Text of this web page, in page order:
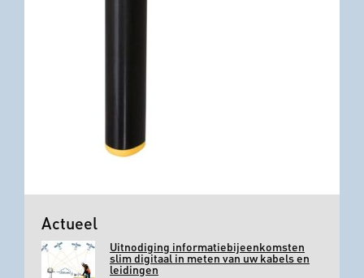
Actueel
Uitnodiging informatiebijeenkomsten
slim digitaal in meten van uw kabels en
leidingen